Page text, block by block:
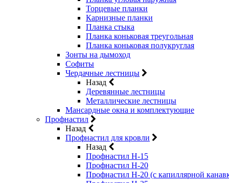
Торцевые планки
Карнизные планки
Планка стыка
Планка коньковая треугольная
Планка коньковая полукруглая
Зонты на дымоход
Софиты
Чердачные лестницы
Назад
Деревянные лестницы
Металлические лестницы
Мансардные окна и комплектующие
Профнастил
Назад
Профнастил для кровли
Назад
Профнастил Н-15
Профнастил Н-20
Профнастил Н-20 (с капиллярной